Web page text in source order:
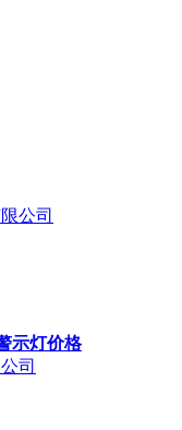
公司
示灯价格
司